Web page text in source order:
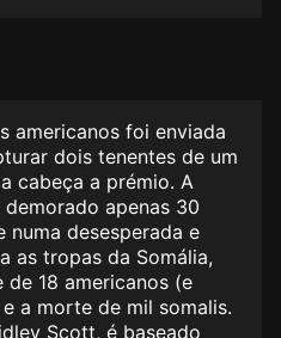
americanos foi enviada
dois tenentes de um
cabeça a prémio. A
apenas 30
numa desesperada e
as tropas da Somália,
18 americanos (e
a morte de mil somalis.
Scott, é baseado